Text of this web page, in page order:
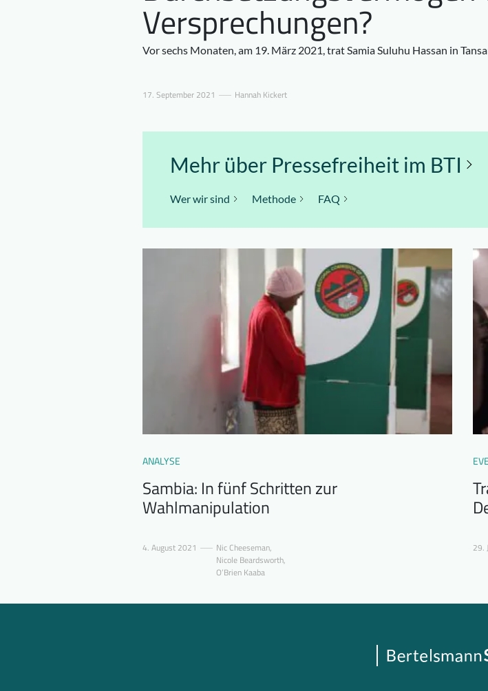
Versprechungen?
Vor sechs Monaten, am 19. März 2021, trat Samia Suluhu Hassan in
17. September 2021 Hannah Kickert
Mehr über Pressefreiheit im BTI
Wer wir sind Methode FAQ
ANALYSE
Sambia: In fünf Schritten zur
Wahlmanipulation
4. August 2021 Nic Cheeseman,
Nicole Beardsworth,
O’Brien Kaaba
29.